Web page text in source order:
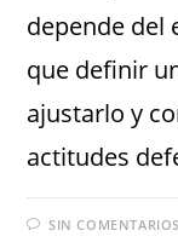
depende del
que definir
ajustarlo y
actitudes
SIN COMENTARIOS